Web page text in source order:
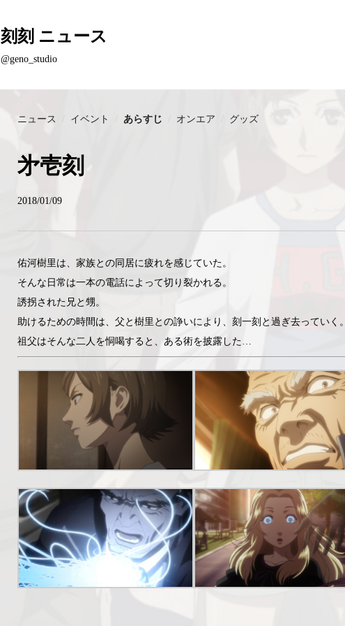
刻刻 ニュース
@geno_studio
ニュース イベント あらすじ オンエア グッズ
㐧壱刻
2018/01/09
佑河樹里は、家族との同居に疲れを感じていた。
そんな日常は一本の電話によって切り裂かれる。
誘拐された兄と甥。
助けるための時間は、父と樹里との諍いにより、刻一刻と過ぎ去っていく。
祖父はそんな二人を恫喝すると、ある術を披露した…